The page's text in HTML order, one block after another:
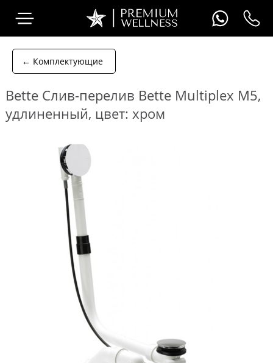
← Комплектующие
Bette Слив-перелив Bette Multiplex M5,
удлиненный, цвет: хром